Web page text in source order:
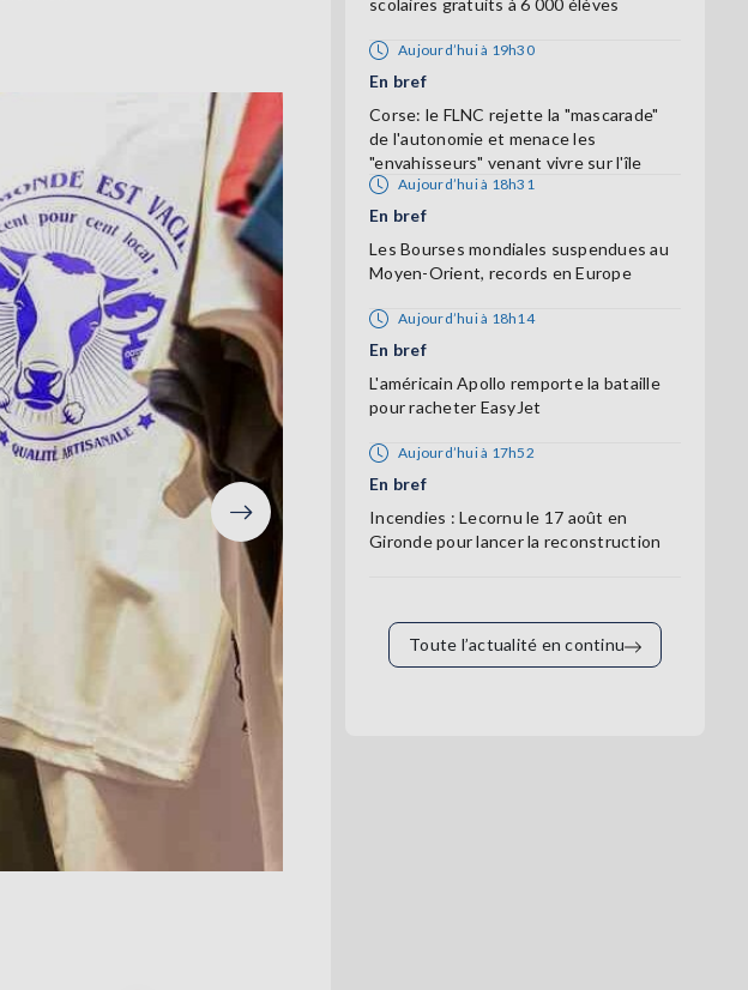
Suivant
scolaires gratuits à 6 000 élèves
Aujourd’hui à 19h30
En bref
Corse: le FLNC rejette la "mascarade"
de l'autonomie et menace les
"envahisseurs" venant vivre sur l'île
Aujourd’hui à 18h31
En bref
Les Bourses mondiales suspendues au
Moyen-Orient, records en Europe
Aujourd’hui à 18h14
En bref
L'américain Apollo remporte la bataille
pour racheter EasyJet
Aujourd’hui à 17h52
En bref
Incendies : Lecornu le 17 août en
Gironde pour lancer la reconstruction
Toute l’actualité en continu